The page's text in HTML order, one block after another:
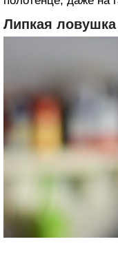
Липкая